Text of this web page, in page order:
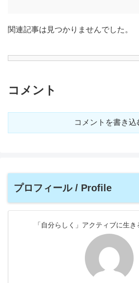
関連記事は見つかりませんでした。
コメント
コメントを書き込
プロフィール / Profile
「自分らしく」アクティブに生